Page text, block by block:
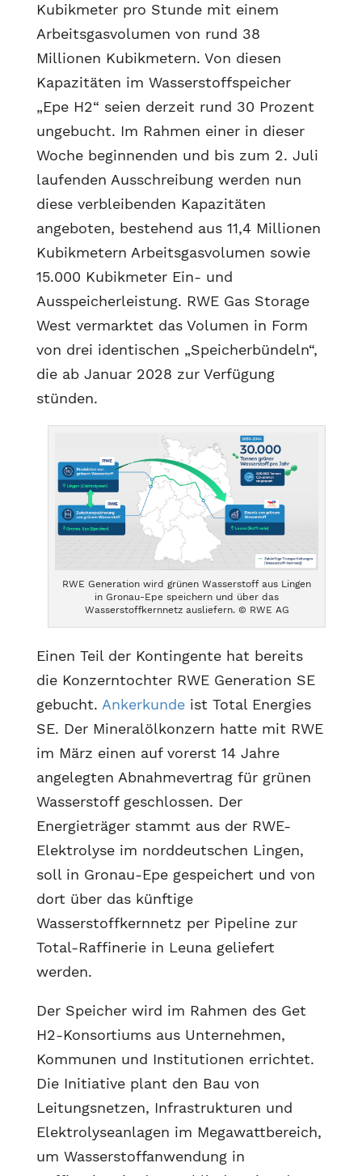
Kubikmeter pro Stunde mit einem
Arbeitsgasvolumen von rund 38
Millionen Kubikmetern. Von diesen
Kapazitäten im Wasserstoffspeicher
„Epe H2“ seien derzeit rund 30 Prozent
ungebucht. Im Rahmen einer in dieser
Woche beginnenden und bis zum 2. Juli
laufenden Ausschreibung werden nun
diese verbleibenden Kapazitäten
angeboten, bestehend aus 11,4 Millionen
Kubikmetern Arbeitsgasvolumen sowie
15.000 Kubikmeter Ein- und
Ausspeicherleistung. RWE Gas Storage
West vermarktet das Volumen in Form
von drei identischen „Speicherbündeln“,
die ab Januar 2028 zur Verfügung
stünden.
RWE Generation wird grünen Wasserstoff aus Lingen
in Gronau-Epe speichern und über das
Wasserstoffkernnetz ausliefern. © RWE AG
Einen Teil der Kontingente hat bereits
die Konzerntochter RWE Generation SE
gebucht. Ankerkundeist Total Energies
SE. Der Mineralölkonzern hatte mit RWE
im März einen auf vorerst 14 Jahre
angelegten Abnahmevertrag für grünen
Wasserstoff geschlossen. Der
Energieträger stammt aus der RWE-
Elektrolyse im norddeutschen Lingen,
soll in Gronau-Epe gespeichert und von
dort über das künftige
Wasserstoffkernnetz per Pipeline zur
Total-Raffinerie in Leuna geliefert
werden.
Der Speicher wird im Rahmen des Get
H2-Konsortiums aus Unternehmen,
Kommunen und Institutionen errichtet.
Die Initiative plant den Bau von
Leitungsnetzen, Infrastrukturen und
Elektrolyseanlagen im Megawattbereich,
um Wasserstoffanwendung in